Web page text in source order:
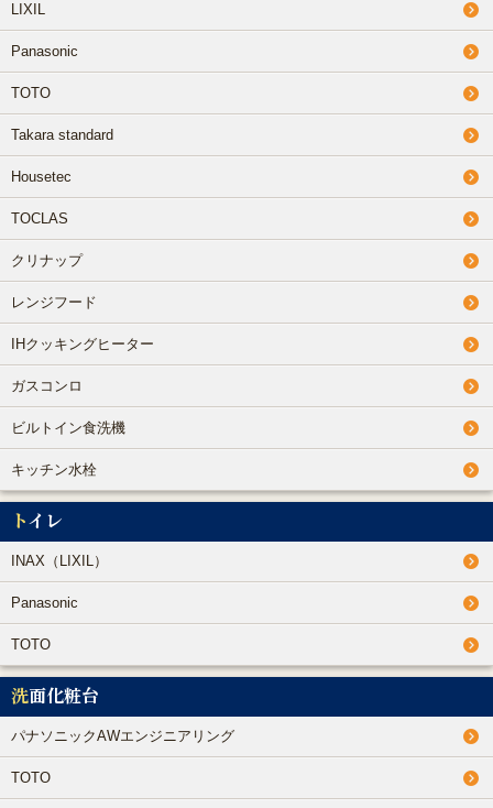
LIXIL
Panasonic
TOTO
Takara standard
Housetec
TOCLAS
クリナップ
レンジフード
IHクッキングヒーター
ガスコンロ
ビルトイン食洗機
キッチン水栓
トイレ
INAX（LIXIL）
Panasonic
TOTO
洗面化粧台
パナソニックAWエンジニアリング
TOTO